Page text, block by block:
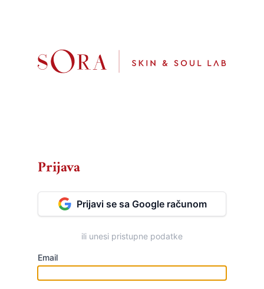
Prijava
Prijavi se sa Google računom
ili unesi pristupne podatke
Email